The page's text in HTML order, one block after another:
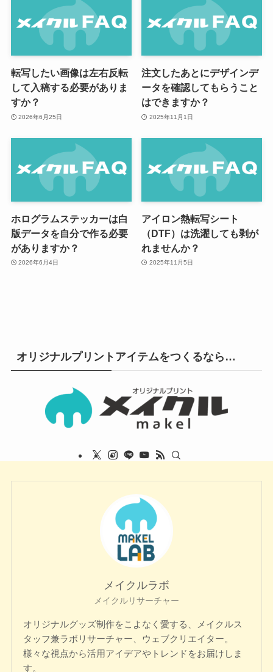
転写したい画像は左右反転
して入稿する必要がありま
すか？
2026年6月25日
注文したあとにデザインデ
ータを確認してもらうこと
はできますか？
2025年11月1日
ホログラムステッカーは白
版データを自分で作る必要
がありますか？
2026年6月4日
アイロン熱転写シート
（DTF）は洗濯しても剥が
れませんか？
2025年11月5日
オリジナルプリントアイテムをつくるなら…
メイクルラボ
メイクルリサーチャー
オリジナルグッズ制作をこよなく愛する、メイクルス
タッフ兼ラボリサーチャー、ウェブクリエイター。
様々な視点から活用アイデアやトレンドをお届けしま
す。